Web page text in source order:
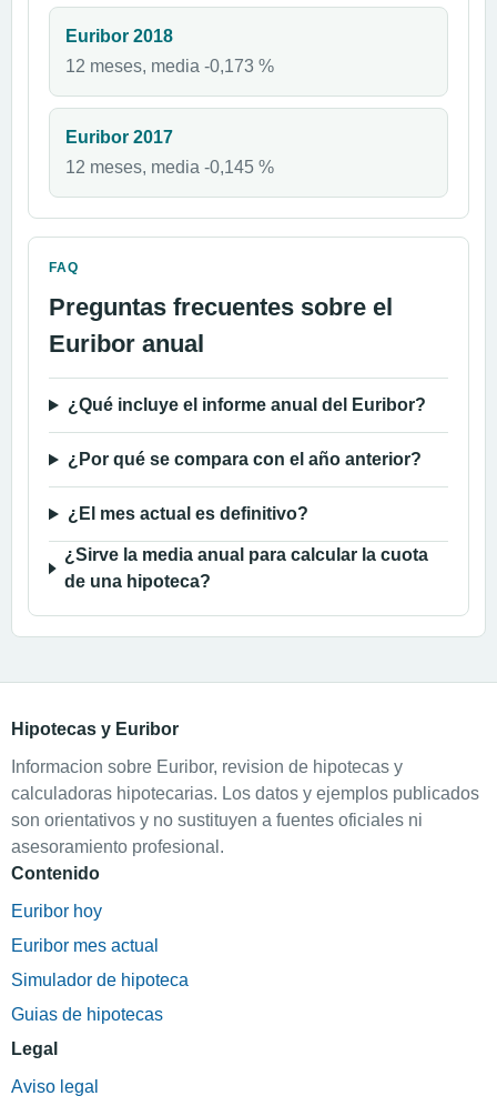
Euribor 2018
12 meses, media -0,173 %
Euribor 2017
12 meses, media -0,145 %
FAQ
Preguntas frecuentes sobre el
Euribor anual
¿Qué incluye el informe anual del Euribor?
¿Por qué se compara con el año anterior?
¿El mes actual es definitivo?
¿Sirve la media anual para calcular la cuota
de una hipoteca?
Hipotecas y Euribor
Informacion sobre Euribor, revision de hipotecas y
calculadoras hipotecarias. Los datos y ejemplos publicados
son orientativos y no sustituyen a fuentes oficiales ni
asesoramiento profesional.
Contenido
Euribor hoy
Euribor mes actual
Simulador de hipoteca
Guias de hipotecas
Legal
Aviso legal